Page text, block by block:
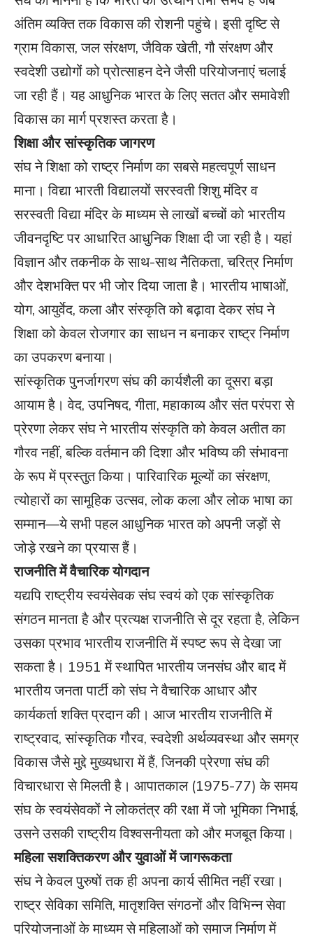
अंतिम व्यक्ति तक विकास की रोशनी पहुंचे। इसी दृष्टि से
ग्राम विकास, जल संरक्षण, जैविक खेती, गौ संरक्षण और
स्वदेशी उद्योगों को प्रोत्साहन देने जैसी परियोजनाएं चलाई
जा रही हैं। यह आधुनिक भारत के लिए सतत और समावेशी
विकास का मार्ग प्रशस्त करता है।
शिक्षा और सांस्कृतिक जागरण
संघ ने शिक्षा को राष्ट्र निर्माण का सबसे महत्वपूर्ण साधन
माना। विद्या भारती विद्यालयों सरस्वती शिशु मंदिर व
सरस्वती विद्या मंदिर के माध्यम से लाखों बच्चों को भारतीय
जीवनदृष्टि पर आधारित आधुनिक शिक्षा दी जा रही है। यहां
विज्ञान और तकनीक के साथ-साथ नैतिकता, चरित्र निर्माण
और देशभक्ति पर भी जोर दिया जाता है। भारतीय भाषाओं,
योग, आयुर्वेद, कला और संस्कृति को बढ़ावा देकर संघ ने
शिक्षा को केवल रोजगार का साधन न बनाकर राष्ट्र निर्माण
का उपकरण बनाया।
सांस्कृतिक पुनर्जागरण संघ की कार्यशैली का दूसरा बड़ा
आयाम है। वेद, उपनिषद, गीता, महाकाव्य और संत परंपरा से
प्रेरणा लेकर संघ ने भारतीय संस्कृति को केवल अतीत का
गौरव नहीं, बल्कि वर्तमान की दिशा और भविष्य की संभावना
के रूप में प्रस्तुत किया। पारिवारिक मूल्यों का संरक्षण,
त्योहारों का सामूहिक उत्सव, लोक कला और लोक भाषा का
सम्मान—ये सभी पहल आधुनिक भारत को अपनी जड़ों से
जोड़े रखने का प्रयास हैं।
राजनीति में वैचारिक योगदान
यद्यपि राष्ट्रीय स्वयंसेवक संघ स्वयं को एक सांस्कृतिक
संगठन मानता है और प्रत्यक्ष राजनीति से दूर रहता है, लेकिन
उसका प्रभाव भारतीय राजनीति में स्पष्ट रूप से देखा जा
सकता है। 1951 में स्थापित भारतीय जनसंघ और बाद में
भारतीय जनता पार्टी को संघ ने वैचारिक आधार और
कार्यकर्ता शक्ति प्रदान की। आज भारतीय राजनीति में
राष्ट्रवाद, सांस्कृतिक गौरव, स्वदेशी अर्थव्यवस्था और समग्र
विकास जैसे मुद्दे मुख्यधारा में हैं, जिनकी प्रेरणा संघ की
विचारधारा से मिलती है। आपातकाल (1975-77) के समय
संघ के स्वयंसेवकों ने लोकतंत्र की रक्षा में जो भूमिका निभाई,
उसने उसकी राष्ट्रीय विश्वसनीयता को और मजबूत किया।
महिला सशक्तिकरण और युवाओं में जागरूकता
संघ ने केवल पुरुषों तक ही अपना कार्य सीमित नहीं रखा।
राष्ट्र सेविका समिति, मातृशक्ति संगठनों और विभिन्न सेवा
परियोजनाओं के माध्यम से महिलाओं को समाज निर्माण में